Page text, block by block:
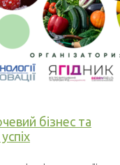
бізнес та